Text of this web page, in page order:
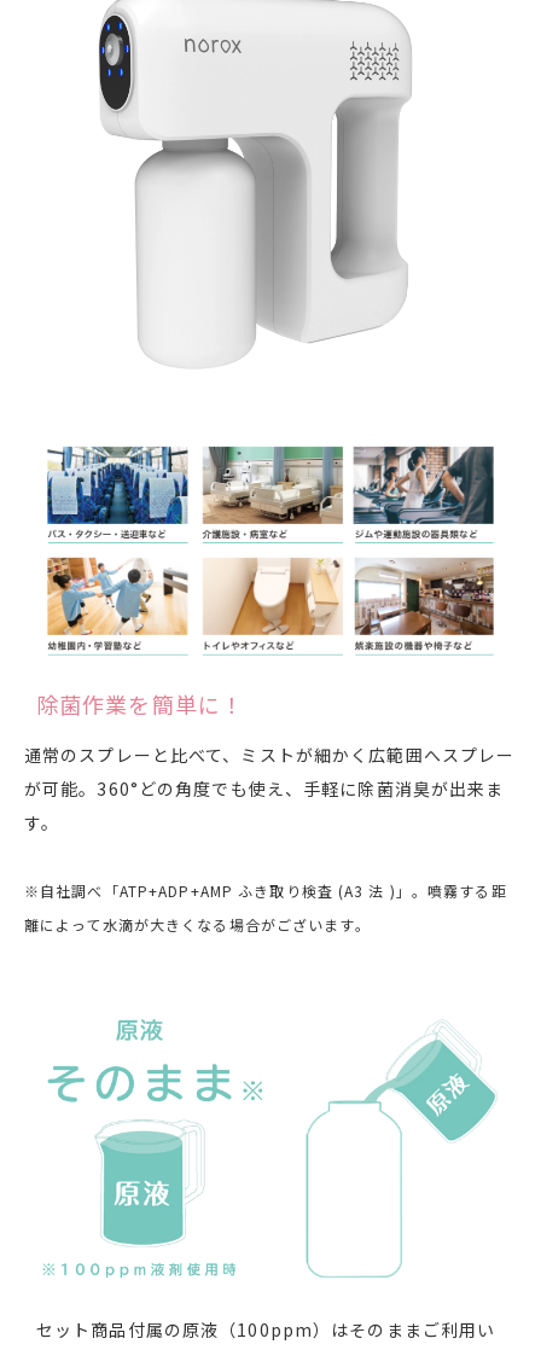
除菌作業を簡単に！
通常のスプレーと比べて、ミストが細かく広範囲へスプレー
が可能。360°どの角度でも使え、手軽に除菌消臭が出来ま
す。
※自社調べ「ATP+ADP+AMP ふき取り検査 (A3 法 )」。噴霧する距
離によって水滴が大きくなる場合がございます。
セット商品付属の原液（100ppm）はそのままご利用い